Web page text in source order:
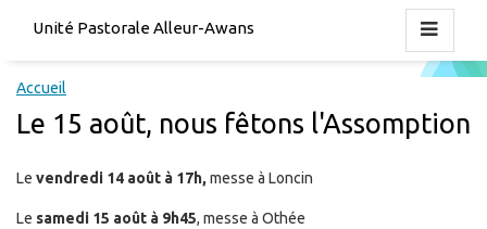
Unité Pastorale Alleur-Awans
Accueil
Le 15 août, nous fêtons l'Assomption
Le vendredi 14 août à 17h, messe à Loncin
Le samedi 15 août à 9h45, messe à Othée